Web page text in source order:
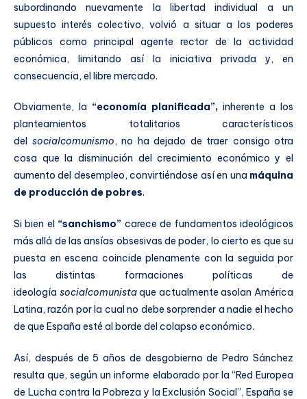
subordinando nuevamente la libertad individual a un
supuesto interés colectivo, volvió a situar a los poderes
públicos como principal agente rector de la actividad
económica, limitando así la iniciativa privada y, en
consecuencia, el libre mercado.
Obviamente, la “economía planificada”, inherente a los
planteamientos totalitarios característicos
del
socialcomunismo, no ha dejado de traer consigo otra
cosa que la disminución del crecimiento económico y el
aumento del desempleo, convirtiéndose así en una máquina
de producción de pobres.
Si bien el “sanchismo” carece de fundamentos ideológicos
más allá de las ansías obsesivas de poder, lo cierto es que su
puesta en escena coincide plenamente con la seguida por
las distintas formaciones políticas de
ideología socialcomunistaque actualmente asolan América
Latina, razón por la cual no debe sorprender a nadie el hecho
de que España esté al borde del colapso económico.
Así, después de 5 años de desgobierno de Pedro Sánchez
resulta que, según un informe elaborado por la “Red Europea
de Lucha contra la Pobreza y la Exclusión Social”, España se